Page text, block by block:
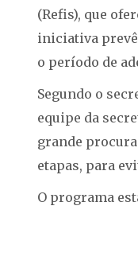
(Refis), que
iniciativa prevê
o período de
Segundo o
equipe da
grande
etapas, para
O programa